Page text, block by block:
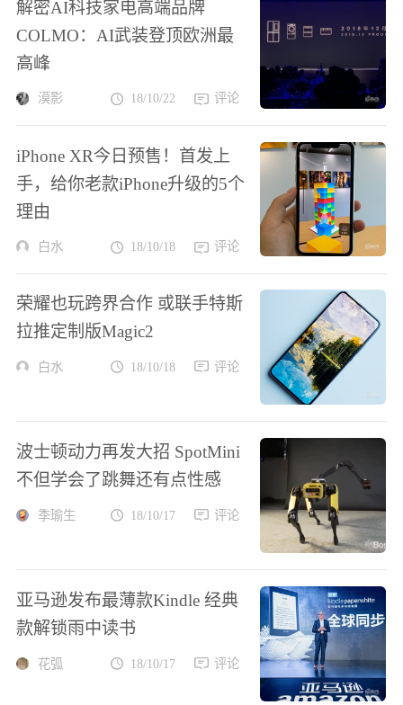
解密AI科技家电高端品牌
COLMO：AI武装登顶欧洲最
高峰
漠影 18/10/22 评论
iPhone XR今日预售！首发上
手，给你老款iPhone升级的5个
理由
白水 18/10/18 评论
荣耀也玩跨界合作 或联手特斯
拉推定制版Magic2
白水 18/10/18 评论
波士顿动力再发大招 SpotMini
不但学会了跳舞还有点性感
季瑜生 18/10/17 评论
亚马逊发布最薄款Kindle 经典
款解锁雨中读书
花弧 18/10/17 评论